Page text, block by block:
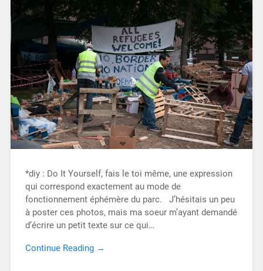
*diy : Do It Yourself, fais le toi même, une expression
qui correspond exactement au mode de
fonctionnement éphémère du parc. J’hésitais un peu
à poster ces photos, mais ma soeur m’ayant demandé
d’écrire un petit texte sur ce qui…
Continue Reading →